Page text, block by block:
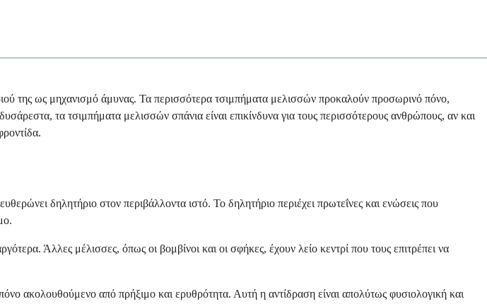
της ως μηχανισμό άμυνας. Τα περισσότερα τσιμπήματα μελισσών προκαλούν προσωρινό πόνο,
τα τσιμπήματα μελισσών σπάνια είναι επικίνδυνα για τους περισσότερους ανθρώπους, αν και
δηλητήριο στον περιβάλλοντα ιστό. Το δηλητήριο περιέχει πρωτεΐνες και ενώσεις που
Άλλες μέλισσες, όπως οι βομβίνοι και οι σφήκες, έχουν λείο κεντρί που τους επιτρέπει να
ακολουθούμενο από πρήξιμο και ερυθρότητα. Αυτή η αντίδραση είναι απολύτως φυσιολογική και